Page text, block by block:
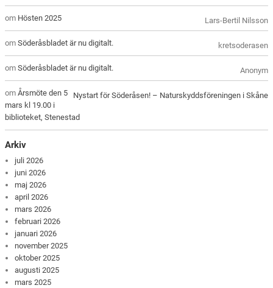
Lars-Bertil Nilsson
om Hösten 2025
kretsoderasen
omSöderåsbladet är nu digitalt.
Anonym
omSöderåsbladet är nu digitalt.
Nystart för Söderåsen! – Naturskyddsföreningen i Skåne
omÅrsmöte den 5
mars kl 19.00 i
biblioteket, Stenestad
Arkiv
juli 2026
juni 2026
maj 2026
april 2026
mars 2026
februari 2026
januari 2026
november 2025
oktober 2025
augusti 2025
mars 2025